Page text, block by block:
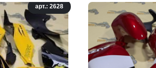
арт.: 2628